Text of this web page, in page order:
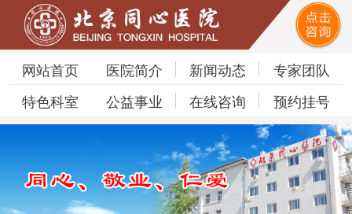
网站首页 医院简介 新闻动态
专家团队
特色科室
公益事业 在线咨询 预约挂号